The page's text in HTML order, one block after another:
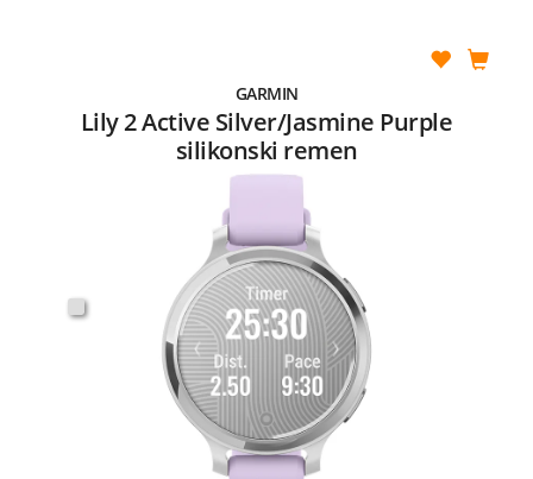
GARMIN
Lily 2 Active Silver/Jasmine Purple
silikonski remen